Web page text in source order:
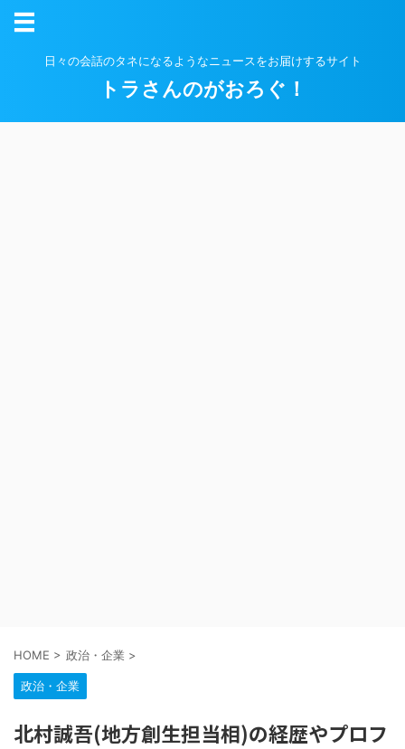
日々の会話のタネになるようなニュースをお届けするサイト
トラさんのがおろぐ！
HOME > 政治・企業 >
政治・企業
北村誠吾(地方創生担当相)の経歴やプロフ